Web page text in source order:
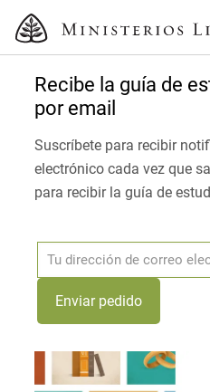
Recibe la guía de
por email
Suscríbete para recibir
electrónico cada vez que
para recibir la guía de